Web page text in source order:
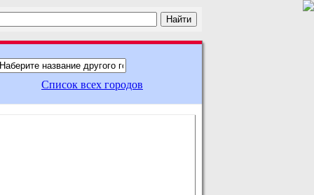
Список всех городов